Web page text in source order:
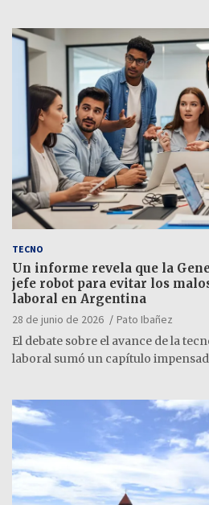
TECNO
Un informe revela que la
jefe robot para evitar los
laboral en Argentina
28 de junio de 2026
Pato Ibañez
El debate sobre el avance de la
laboral sumó un capítulo